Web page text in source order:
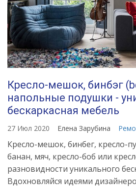
Кресло-мешок, бинбэг
напольные подушки -
бескаркасная мебель
27 Июл 2020 Елена Зарубина
Кресло-мешок, бинбег, кресло-
банан, мяч, кресло-боб или
разновидности уникального
Вдохновляйся идеями